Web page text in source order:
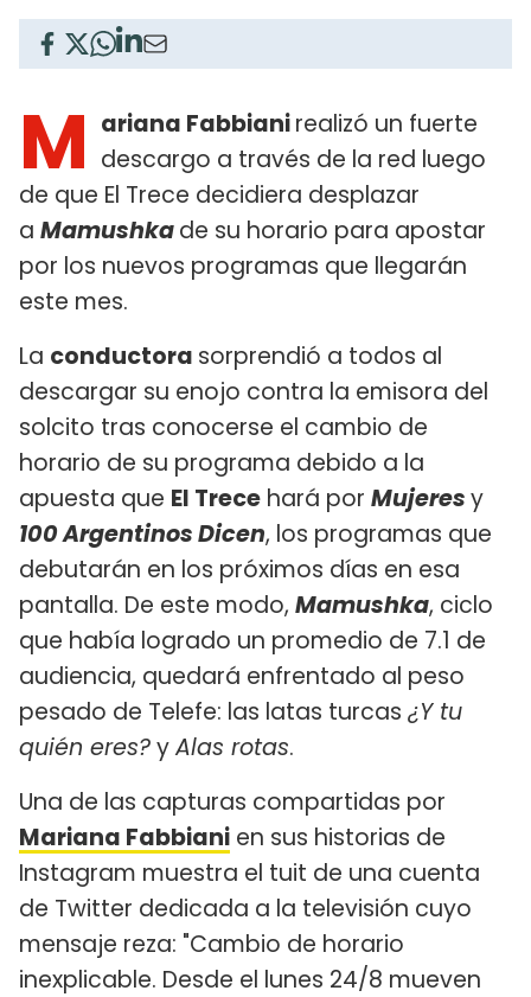
M ariana Fabbianirealizó un fuerte
descargo a través de la red luego
de que El Trece decidiera desplazar
a Mamushkade su horario para apostar
por los nuevos programas que llegarán
este mes.
La conductora sorprendió a todos al
descargar su enojo contra la emisora del
solcito tras conocerse el cambio de
horario de su programa debido a la
apuesta que El Trece hará por Mujeresy
100 Argentinos Dicen, los programas que
debutarán en los próximos días en esa
pantalla. De este modo, Mamushka, ciclo
que había logrado un promedio de 7.1 de
audiencia, quedará enfrentado al peso
pesado de Telefe: las latas turcas ¿Y tu
quién eres?yAlas rotas.
Una de las capturas compartidas por
Mariana Fabbiani en sus historias de
Instagram muestra el tuit de una cuenta
de Twitter dedicada a la televisión cuyo
mensaje reza: "Cambio de horario
inexplicable. Desde el lunes 24/8 mueven